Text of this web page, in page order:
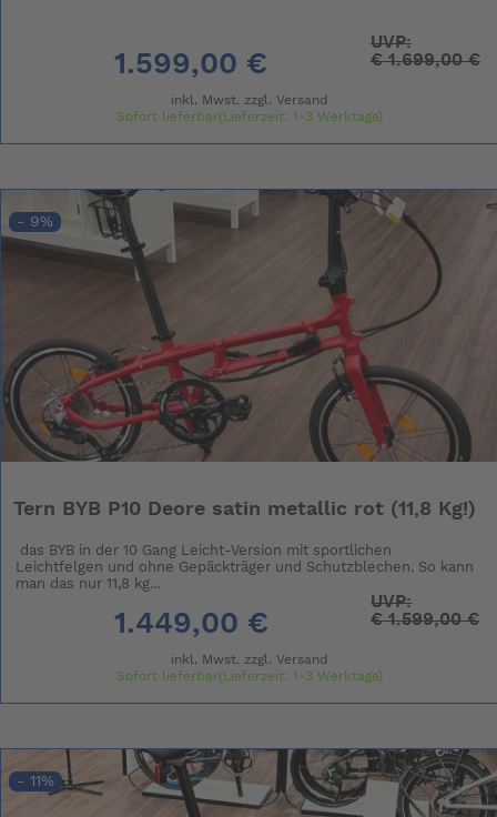
1.599,00 €
UVP:
€1.699,00 €
inkl. Mwst. zzgl. Versand
Sofort lieferbar(Lieferzeit: 1-3 Werktage)
- 9%
Tern BYB P10 Deore satin metallic rot (11,8 Kg!)
das BYB in der 10 Gang Leicht-Version mit sportlichen
Leichtfelgen und ohne Gepäckträger und Schutzblechen. So kann
man das nur 11,8 kg...
1.449,00 €
UVP:
€1.599,00 €
inkl. Mwst. zzgl. Versand
Sofort lieferbar(Lieferzeit: 1-3 Werktage)
- 11%